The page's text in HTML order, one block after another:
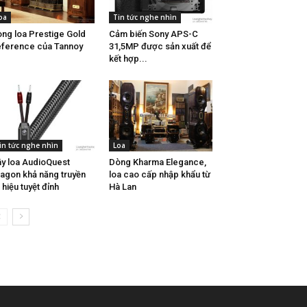
loa Prestige Gold
của Tannoy
Tin tức nghe nhìn
Cảm biến Sony APS-C
31,5MP được sản xuất để
kết hợp...
tức nghe nhìn
loa AudioQuest
khả năng truyền
hiệu tuyệt đỉnh
Loa
Dòng Kharma Elegance,
loa cao cấp nhập khẩu từ
Hà Lan